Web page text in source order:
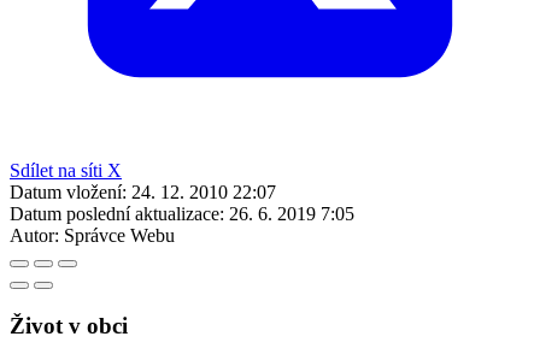
Sdílet na síti X
Datum vložení: 24. 12. 2010 22:07
Datum poslední aktualizace: 26. 6. 2019 7:05
Autor: Správce Webu
Život v obci